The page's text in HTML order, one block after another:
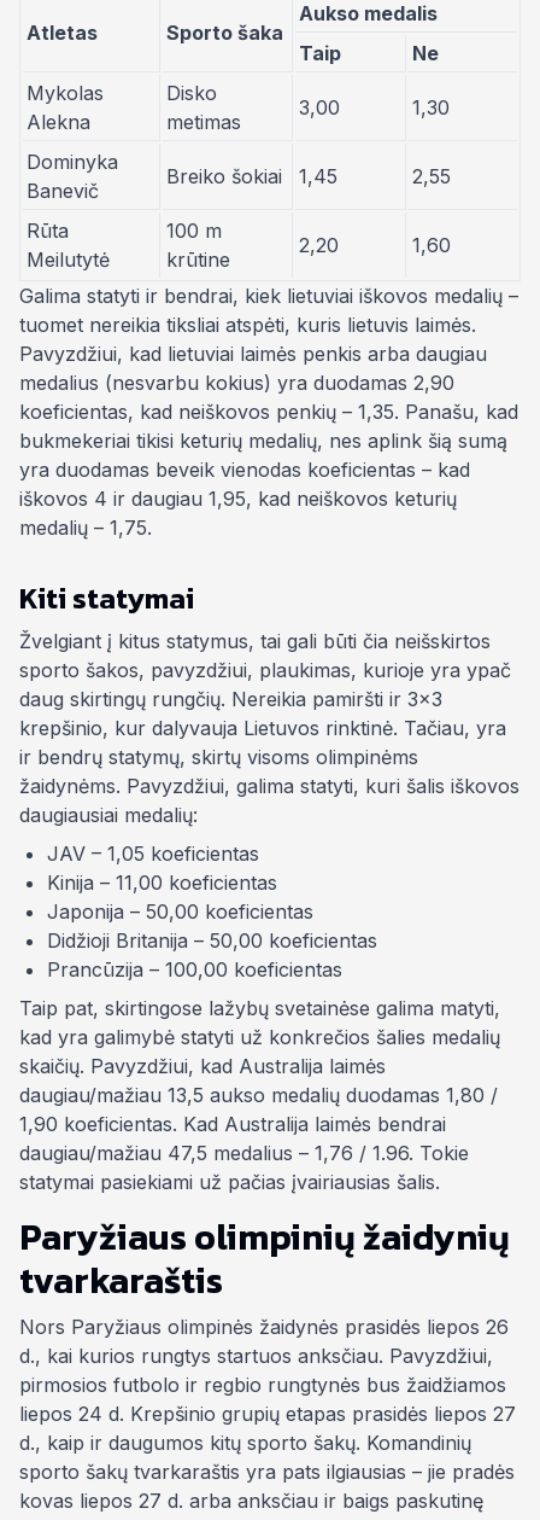
Atletas Sporto šaka
Aukso medalis
Taip
Ne
Mykolas
Alekna
Disko
metimas
3,00 1,30
Dominyka
Banevič
Breiko šokiai 1,45 2,55
Rūta
Meilutytė
100 m
krūtine
2,20 1,60
Galima statyti ir bendrai, kiek lietuviai iškovos medalių –
tuomet nereikia tiksliai atspėti, kuris lietuvis laimės.
Pavyzdžiui, kad lietuviai laimės penkis arba daugiau
medalius (nesvarbu kokius) yra duodamas 2,90
koeficientas, kad neiškovos penkių – 1,35. Panašu, kad
bukmekeriai tikisi keturių medalių, nes aplink šią sumą
yra duodamas beveik vienodas koeficientas – kad
iškovos 4 ir daugiau 1,95, kad neiškovos keturių
medalių – 1,75.
Kiti statymai
Žvelgiant į kitus statymus, tai gali būti čia neišskirtos
sporto šakos, pavyzdžiui, plaukimas, kurioje yra ypač
daug skirtingų rungčių. Nereikia pamiršti ir 3×3
krepšinio, kur dalyvauja Lietuvos rinktinė. Tačiau, yra
ir bendrų statymų, skirtų visoms olimpinėms
žaidynėms. Pavyzdžiui, galima statyti, kuri šalis iškovos
daugiausiai medalių:
JAV – 1,05 koeficientas
Kinija – 11,00 koeficientas
Japonija – 50,00 koeficientas
Didžioji Britanija – 50,00 koeficientas
Prancūzija – 100,00 koeficientas
Taip pat, skirtingose lažybų svetainėse galima matyti,
kad yra galimybė statyti už konkrečios šalies medalių
skaičių. Pavyzdžiui, kad Australija laimės
daugiau/mažiau 13,5 aukso medalių duodamas 1,80 /
1,90 koeficientas. Kad Australija laimės bendrai
daugiau/mažiau 47,5 medalius – 1,76 / 1.96. Tokie
statymai pasiekiami už pačias įvairiausias šalis.
Paryžiaus olimpinių žaidynių
tvarkaraštis
Nors Paryžiaus olimpinės žaidynės prasidės liepos 26
d., kai kurios rungtys startuos anksčiau. Pavyzdžiui,
pirmosios futbolo ir regbio rungtynės bus žaidžiamos
liepos 24 d. Krepšinio grupių etapas prasidės liepos 27
d., kaip ir daugumos kitų sporto šakų. Komandinių
sporto šakų tvarkaraštis yra pats ilgiausias – jie pradės
kovas liepos 27 d. arba anksčiau ir baigs paskutinę